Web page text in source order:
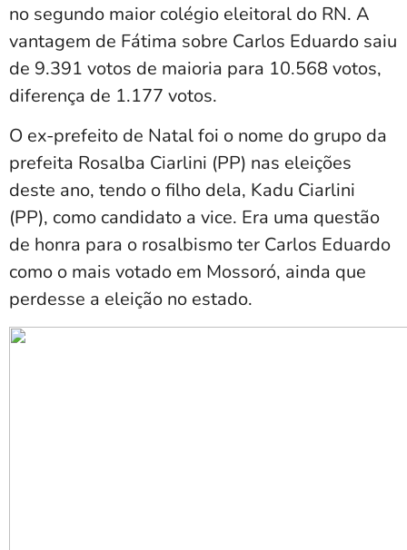
no segundo maior colégio eleitoral do RN. A
vantagem de Fátima sobre Carlos Eduardo saiu
de 9.391 votos de maioria para 10.568 votos,
diferença de 1.177 votos.
O ex-prefeito de Natal foi o nome do grupo da
prefeita Rosalba Ciarlini (PP) nas eleições
deste ano, tendo o filho dela, Kadu Ciarlini
(PP), como candidato a vice. Era uma questão
de honra para o rosalbismo ter Carlos Eduardo
como o mais votado em Mossoró, ainda que
perdesse a eleição no estado.